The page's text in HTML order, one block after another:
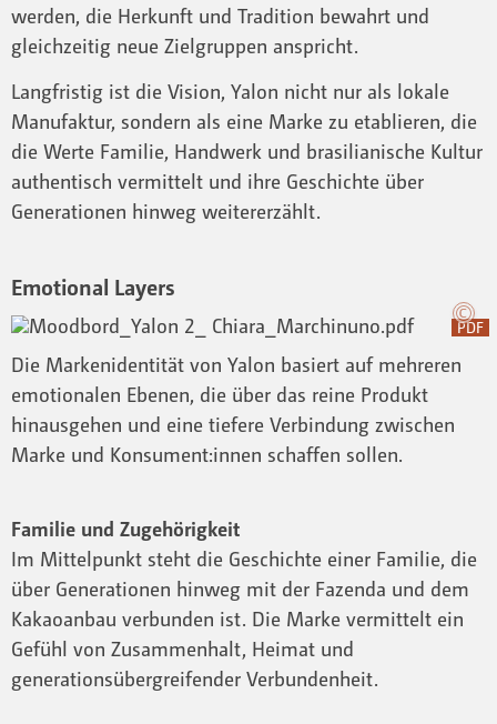
werden, die Herkunft und Tradition bewahrt und
gleichzeitig neue Zielgruppen anspricht.
Langfristig ist die Vision, Yalon nicht nur als lokale
Manufaktur, sondern als eine Marke zu etablieren, die
die Werte Familie, Handwerk und brasilianische Kultur
authentisch vermittelt und ihre Geschichte über
Generationen hinweg weitererzählt.
Emotional Layers
PDF
Die Markenidentität von Yalon basiert auf mehreren
emotionalen Ebenen, die über das reine Produkt
hinausgehen und eine tiefere Verbindung zwischen
Marke und Konsument:innen schaffen sollen.
Familie und Zugehörigkeit
Im Mittelpunkt steht die Geschichte einer Familie, die
über Generationen hinweg mit der Fazenda und dem
Kakaoanbau verbunden ist. Die Marke vermittelt ein
Gefühl von Zusammenhalt, Heimat und
generationsübergreifender Verbundenheit.